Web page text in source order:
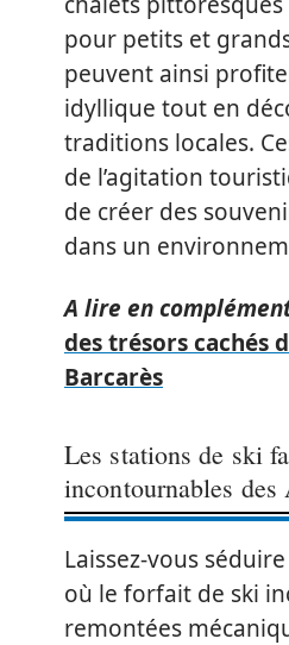
pour petits et
peuvent ainsi
idyllique tout en
traditions locales.
de l’agitation
de créer des
dans un
A lire en
des trésors cachés
Barcarès
Les stations de ski
incontournables des
Laissez-vous
où le forfait de ski
remontées